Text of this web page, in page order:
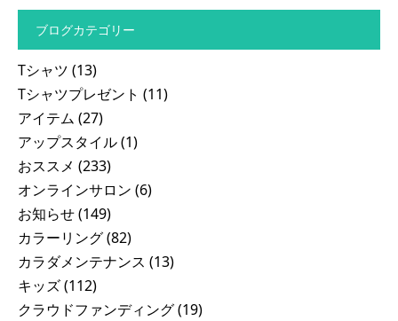
ブログカテゴリー
Tシャツ (13)
Tシャツプレゼント (11)
アイテム (27)
アップスタイル(1)
おススメ (233)
オンラインサロン (6)
お知らせ(149)
カラーリング(82)
カラダメンテナンス (13)
キッズ(112)
クラウドファンディング(19)